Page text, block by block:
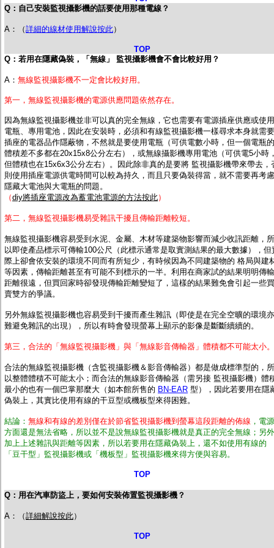
Q：自己安裝監視攝影機的話要使用那種電線？
A：（詳細的線材使用解說按此）
TOP
Q：若用在隱藏偽裝，「無線」 監視攝影機會不會比較好用？
A： 無線監視攝影機不一定會比較好用。
第一，無線監視攝影機的電源供應問題依然存在。
因為無線監視攝影機並非可以真的完全無線，它也需要有電源插座供應或使用
電瓶、專用電池，因此在安裝時，必須和有線監視攝影機一樣尋求本身就需要
插座的電器品作隱蔽物，不然就是要使用電瓶（可供電數小時，但一個電瓶的
體積差不多都在20x15x8公分左右），或無線攝影機專用電池（可供電5小時
但體積也在15x6x3公分左右）。因此除非真的是要將 監視攝影機帶來帶去，
則使用插座電源供電時間可以較為持久，而且只要偽裝得當，就不需要再考慮
隱藏大電池與大電瓶的問題。
（diy將插座電源改為蓄電池電源的方法按此）
第二，無線監視攝影機易受雜訊干擾且傳輸距離較短。
無線監視攝影機容易受到水泥、金屬、木材等建築物影響而減少收訊距離，所
以即使產品標示可傳輸100公尺（此標示通常是取實測結果的最大數據），但
際上卻會依安裝的環境不同而有所短少，有時候因為不同建築物的 格局與建
等因素，傳輸距離甚至有可能不到標示的一半。利用在商家試的結果明明傳輸
距離很遠，但買回家時卻發現傳輸距離變短了，這樣的結果難免會引起一些買
賣雙方的爭議。
另外無線監視攝影機也容易受到干擾而產生雜訊（即使是在完全空曠的環境亦
難避免雜訊的出現），所以有時會發現螢幕上顯示的影像是斷斷續續的。
第三，合法的「無線監視攝影機」與「無線影音傳輸器」體積都不可能太小。
合法的無線監視攝影機（含監視攝影機＆影音傳輸器）都是做成標準型的，所
以整體體積不可能太小；而合法的無線影音傳輸器（需另接 監視攝影機）體
最小的也有一個巴掌那麼大（如本館所售的 BN-EAR 型），因此若要用在隱
偽裝上，其實比使用有線的干豆型或機板型來得困難。
結論： 無線和有線的差別僅在於節省監視攝影機到螢幕這段距離的佈線 ，電源
方面還是無法省略，所以並不是說無線監視攝影機就是真正的完全無線；另外
加上上述雜訊與距離等因素，所以若要用在隱藏偽裝上，還不如使用有線的
「豆干型」監視攝影機或「機板型」監視攝影機來得方便與容易。
TOP
Q：用在汽車防盜上，要如何安裝佈置監視攝影機？
A：（詳細解說按此）
TOP